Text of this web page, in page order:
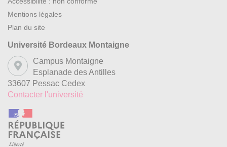
Mentions légales
Plan du site
Université Bordeaux Montaigne
Campus Montaigne
Esplanade des Antilles
33607 Pessac Cedex
Contacter l'université